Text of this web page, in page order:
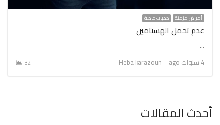
أمراض مزمنة حميات خاصة
عدم تحمل الهستامين
…
4 سنوات ago
Author
Heba karazoun
32
أحدث المقالات